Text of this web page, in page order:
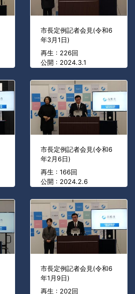
市長定例記者会見(令和6
年3月1日)
再生 : 226回
公開 : 2024.3.1
市長定例記者会見(令和6
年2月6日)
再生 : 166回
公開 : 2024.2.6
市長定例記者会見(令和6
年1月9日)
再生 : 202回